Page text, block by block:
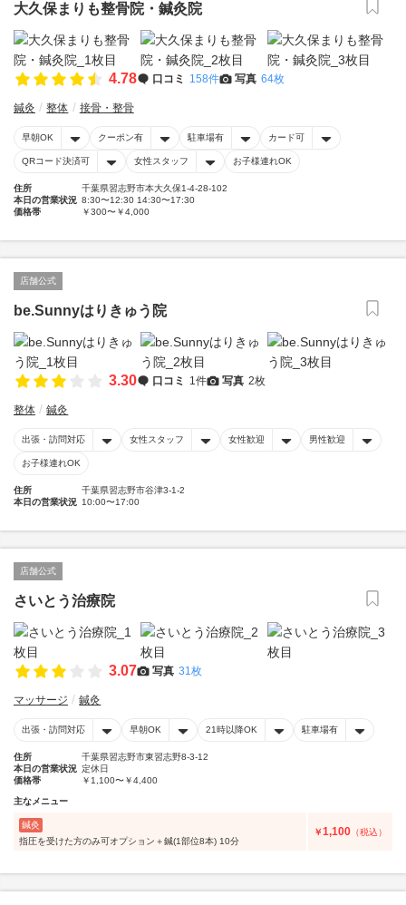
大久保まりも整骨院・鍼灸院
4.78 口コミ 158件 写真 64枚
鍼灸 整体 接骨・整骨
早朝OK クーポン有 駐車場有 カード可
QRコード決済可 女性スタッフ お子様連れOK
住所
千葉県習志野市本大久保1-4-28-102
本日の営業状況 8:30〜12:30 14:30〜17:30
価格帯
￥300〜￥4,000
店舗公式
be.Sunnyはりきゅう院
3.30 口コミ 1件 写真 2枚
整体 鍼灸
出張・訪問対応 女性スタッフ 女性歓迎 男性歓迎
お子様連れOK
住所
千葉県習志野市谷津3-1-2
本日の営業状況 10:00〜17:00
店舗公式
さいとう治療院
3.07 写真 31枚
マッサージ 鍼灸
出張・訪問対応 早朝OK 21時以降OK 駐車場有
住所
千葉県習志野市東習志野8-3-12
本日の営業状況 定休日
価格帯
￥1,100〜￥4,400
主なメニュー
鍼灸
指圧を受けた方のみ可オプション＋鍼(1部位8本) 10分
￥1,100 （税込）